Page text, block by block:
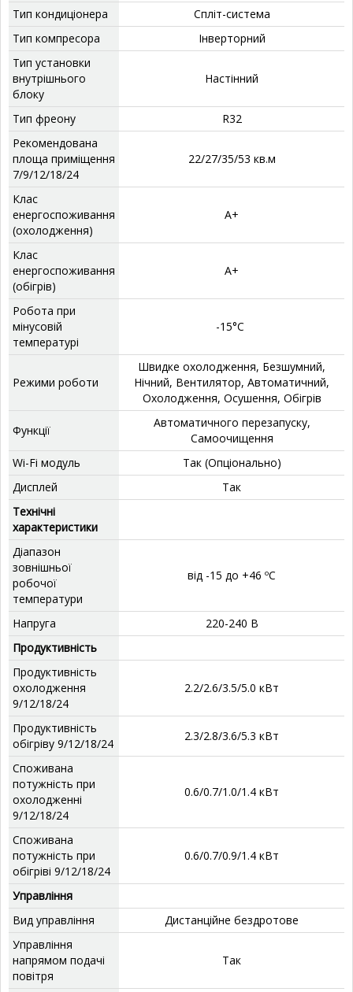
Тип кондиціонера
Спліт-система
Тип компресора
Інверторний
Тип установки
внутрішнього
блоку
‎Настінний
Тип фреону
‎R32
Рекомендована
площа приміщення
7/9/12/18/24
‎22/27/35/53 кв.м
Клас
енергоспоживання
(охолодження)
А+
Клас
енергоспоживання
(обігрів)
А+
Робота при
мінусовій
температурі
-15°C
Режими роботи
‎Швидке охолодження, Безшумний,
Нічний, Вентилятор, Автоматичний,
Охолодження, Осушення, Обігрів
Функції
‎Автоматичного перезапуску,
Самоочищення
Wi-Fi модуль
Так (Опціонально)
Дисплей
‎Так
Технічні
характеристики
Діапазон
зовнішньої
робочої
температури
від -15 до +46 ºС
Напруга
220-240 В
Продуктивність
Продуктивність
охолодження
9/12/18/24
2.2/2.6/3.5/5.0 кВт
Продуктивність
обігріву 9/12/18/24
2.3/2.8/3.6/5.3 кВт
Споживана
потужність при
охолодженні
9/12/18/24
0.6/0.7/1.0/1.4 кВт
Споживана
потужність при
обігріві 9/12/18/24
0.6/0.7/0.9/1.4 кВт
Управління
Вид управління
Дистанційне бездротове
Управління
напрямом подачі
повітря
Так